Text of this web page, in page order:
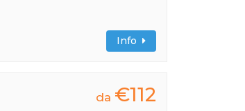
Info
da €112